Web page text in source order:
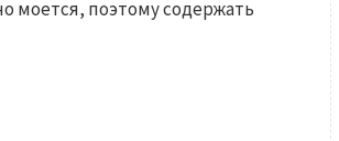
моется, поэтому содержать